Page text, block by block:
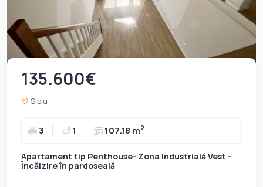
135.600€
Sibiu
3 1 107.18 m2
Apartament tip Penthouse- Zona Industrială Vest -
Încălzire în pardoseală